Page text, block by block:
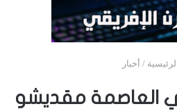
الرئيسية / أخبار
العاصمة مقديشو